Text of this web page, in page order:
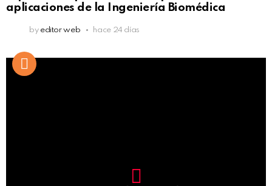
aplicaciones de la Ingeniería Biomédica
by editor web hace 24 días